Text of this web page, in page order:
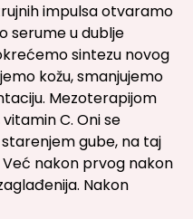
impulsa otvaramo
serume u dublje
sintezu novog
kožu, smanjujemo
Mezoterapijom
C. Oni se
gube, na taj
nakon prvog nakon
Nakon